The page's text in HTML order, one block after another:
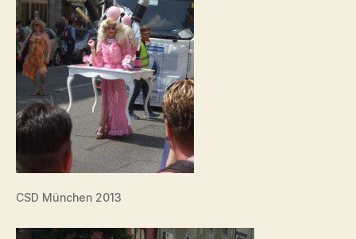
CSD München 2013